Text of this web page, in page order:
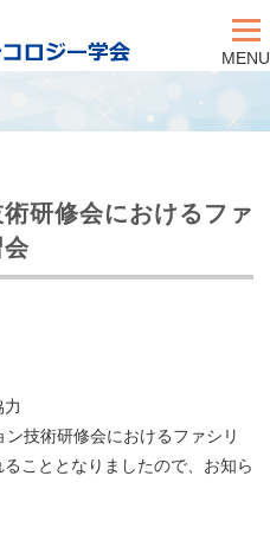
MENU
研修会におけるファ
会
技術研修会におけるファシリ
こととなりましたので、お知ら